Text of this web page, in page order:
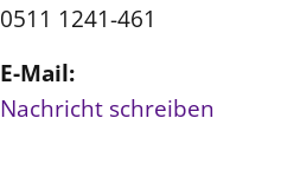
0511 1241-461
E-Mail:
Nachricht schreiben